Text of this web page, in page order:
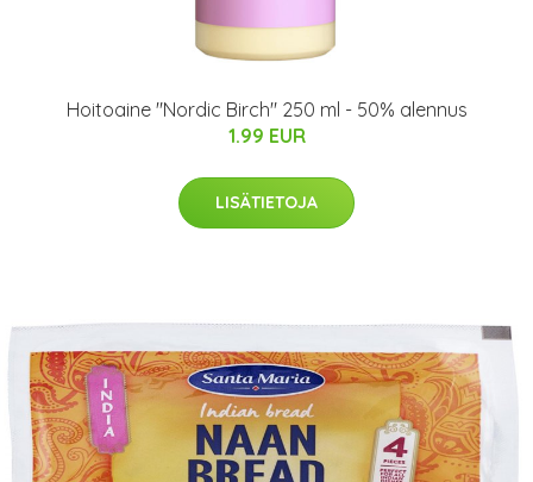
Hoitoaine "Nordic Birch" 250 ml - 50% alennus
1.99 EUR
LISÄTIETOJA